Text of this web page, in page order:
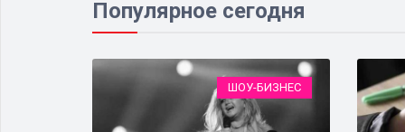
Популярное сегодня
ШОУ-БИЗНЕС